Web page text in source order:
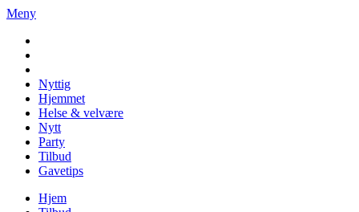
Meny
Nyttig
Hjemmet
Helse & velvære
Nytt
Party
Tilbud
Gavetips
Hjem